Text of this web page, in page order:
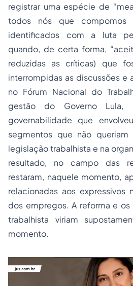
registrar uma espécie de
todos nós que compomos
identificados com a luta
quando, de certa forma,
reduzidas as críticas) que
interrompidas as discussões
no Fórum Nacional do
gestão do Governo
governabilidade que
segmentos que não queriam
legislação trabalhista e na
resultado, no campo das
restaram, naquele momento,
relacionadas aos expressivos
dos empregos. A reforma e os
trabalhista viriam
momento.